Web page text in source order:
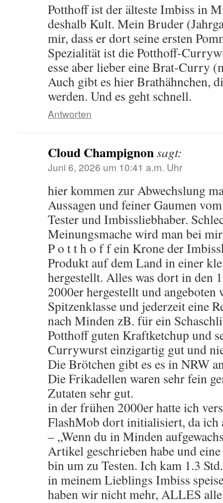
Potthoff ist der älteste Imbiss in
deshalb Kult. Mein Bruder
mir, dass er dort seine ersten
Spezialität ist die Potthoff-
esse aber lieber eine Brat-Curry
Auch gibt es hier Brathähnchen,
werden. Und es geht schnell.
Antworten
Cloud Champignonsagt:
Juni 6, 2026 um 10:41 a.m. Uhr
hier kommen zur Abwechslung
Aussagen und feiner Gaumen
Tester und Imbissliebhaber.
Meinungsmache wird man bei
P o t t h o f f ein Krone der
Produkt auf dem Land in einer
hergestellt. Alles was dort in den
2000er hergestellt und
Spitzenklasse und jederzeit eine
nach Minden zB. für ein
Potthoff guten Kraftketchup und
Currywurst einzigartig gut und
Die Brötchen gibt es es in NRW
Die Frikadellen waren sehr fein
Zutaten sehr gut.
in der frühen 2000er hatte ich
FlashMob dort initialisiert, da ich
– „Wenn du in Minden
Artikel geschrieben habe und
bin um zu Testen. Ich kam 1.3
in meinem Lieblings Imbiss
haben wir nicht mehr, ALLES